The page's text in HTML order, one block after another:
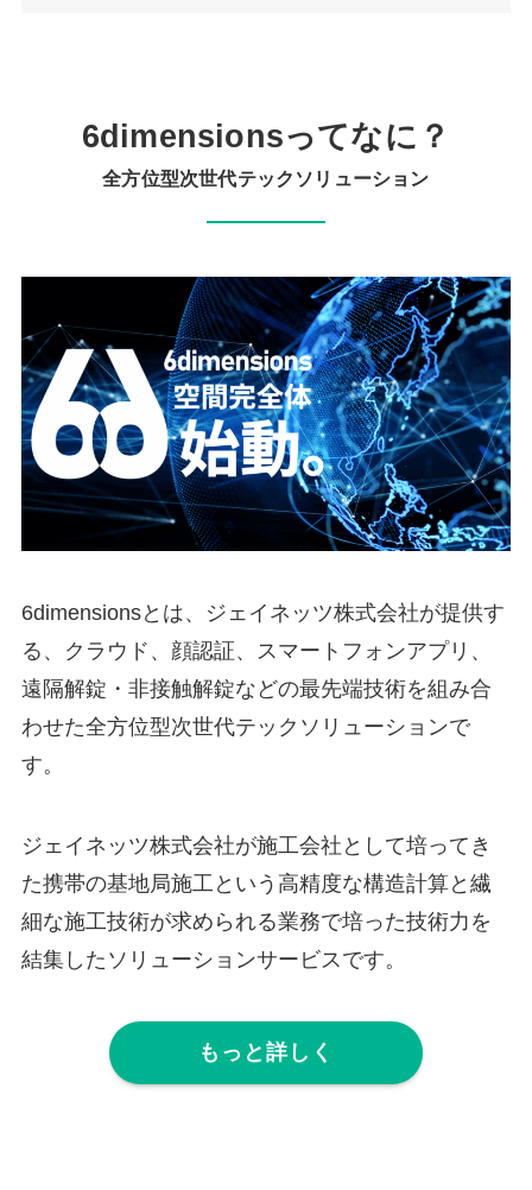
6dimensionsってなに？
全方位型次世代テックソリューション
6dimensionsとは、ジェイネッツ株式会社が提供す
る、クラウド、顔認証、スマートフォンアプリ、
遠隔解錠・非接触解錠などの最先端技術を組み合
わせた全方位型次世代テックソリューションで
す。
ジェイネッツ株式会社が施工会社として培ってき
た携帯の基地局施工という高精度な構造計算と繊
細な施工技術が求められる業務で培った技術力を
結集したソリューションサービスです。
もっと詳しく